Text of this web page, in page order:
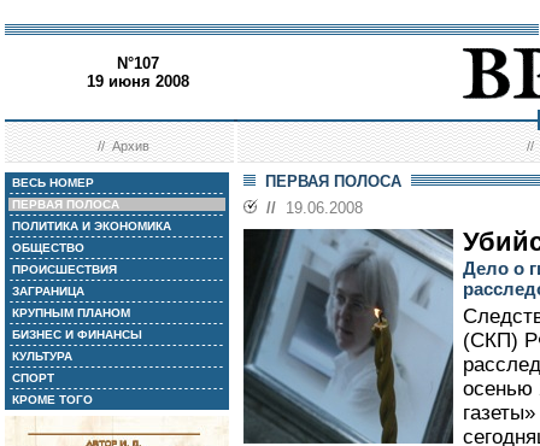
N°107
19 июня 2008
//Архив //
ВЕСЬ НОМЕР
ПЕРВАЯ ПОЛОСА
ПОЛИТИКА И ЭКОНОМИКА
ОБЩЕСТВО
ПРОИСШЕСТВИЯ
ЗАГРАНИЦА
КРУПНЫМ ПЛАНОМ
БИЗНЕС И ФИНАНСЫ
КУЛЬТУРА
СПОРТ
КРОМЕ ТОГО
ПЕРВАЯ ПОЛОСА
// 19.06.2008
Дело о
(СКП)
осенью